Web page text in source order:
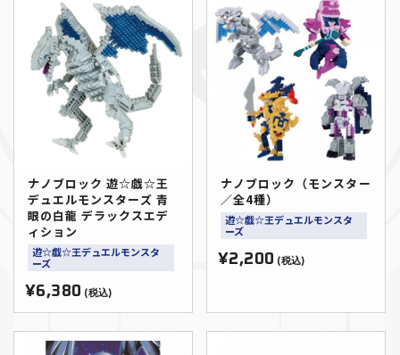
ナノブロック 遊☆戯☆王
デュエルモンスターズ 青
眼の白龍 デラックスエデ
ィション
遊☆戯☆王デュエルモンスタ
ーズ
¥6,380 (税込)
ナノブロック（モンスター
／全4種）
遊☆戯☆王デュエルモンスタ
ーズ
¥2,200 (税込)